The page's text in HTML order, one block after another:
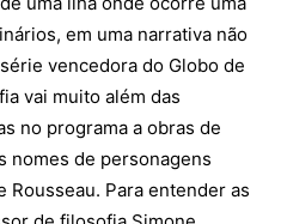
em uma narrativa não
vencedora do Globo de
vai muito além das
no programa a obras de
nomes de personagens
Rousseau. Para entender as